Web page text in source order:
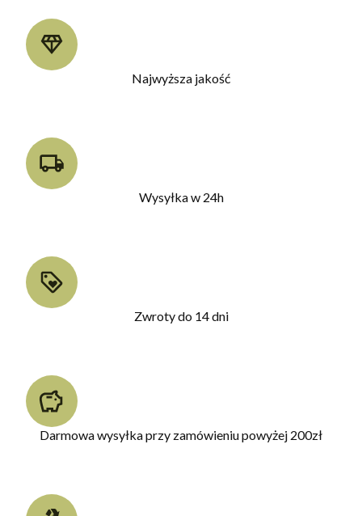
Najwyższa jakość
Wysyłka w 24h
Zwroty do 14 dni
Darmowa wysyłka przy zamówieniu powyżej 200zł